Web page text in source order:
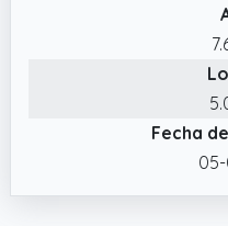
tiene un diseño
visualmente en
correderas
para cubrir el
estética más
✔️ MATERIAL
Fecha